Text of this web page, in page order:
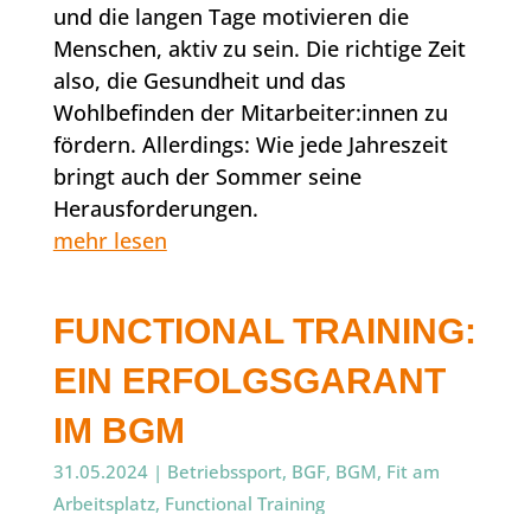
und die langen Tage motivieren die
Menschen, aktiv zu sein. Die richtige Zeit
also, die Gesundheit und das
Wohlbefinden der Mitarbeiter:innen zu
fördern. Allerdings: Wie jede Jahreszeit
bringt auch der Sommer seine
Herausforderungen.
mehr lesen
FUNCTIONAL TRAINING:
EIN ERFOLGSGARANT
IM BGM
31.05.2024| Betriebssport, BGF, BGM, Fit am
Arbeitsplatz, Functional Training